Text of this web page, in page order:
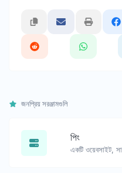
জনপ্রিয় সরঞ্জামগুলি
পিং